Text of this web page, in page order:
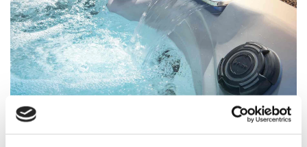
28.03.2025
Master Spas Twilight 8.2